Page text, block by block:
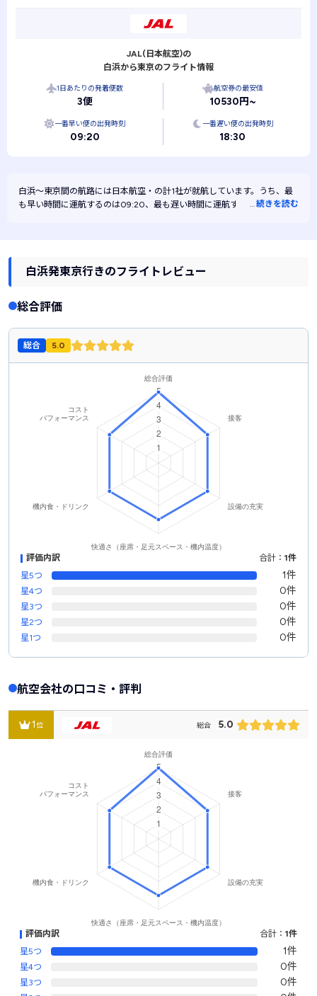
JAL(日本航空)の
白浜から東京のフライト情報
1日あたりの発着便数
3便
航空券の最安値
10530円~
一番早い便の出発時刻
09:20
一番遅い便の出発時刻
18:30
白浜～東京間の航路には 日本航空・ の計1社が就航しています。うち、最
も早い時間に運航するのは09:20、最も遅い時間に運航するのは18:30で
…続きを読む
白浜発東京行きのフライトレビュー
総合評価
総合 5.0
評価内訳 合計： 1件
星5つ
1件
星4つ 0件
星3つ 0件
星2つ 0件
星1つ 0件
航空会社の口コミ・評判
1位 総合 5.0
評価内訳 合計： 1件
星5つ
1件
星4つ 0件
星3つ 0件